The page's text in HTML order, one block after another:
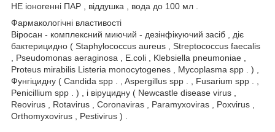
НЕ іоногенні ПАР , віддушка , вода до 100 мл .
Фармакологічні властивості
Віросан - комплексний миючий - дезінфікуючий засіб , діє
бактерицидно ( Staphylococcus aureus , Streptococcus faecalis
, Pseudomonas aeraginosa , E.coli , Klebsiella pneumoniae ,
Proteus mirabilis Listeria monocytogenes , Mycoplasma spp . ) ,
Фунгіцидну ( Candida spp . , Aspergillus spp . , Fusarium spp . ,
Penicillium spp . ) , і віруцидну ( Newcastle disease virus ,
Reovirus , Rotavirus , Coronaviras , Paramyxoviras , Poxvirus ,
Orthomyxovirus , Pestivirus ) .